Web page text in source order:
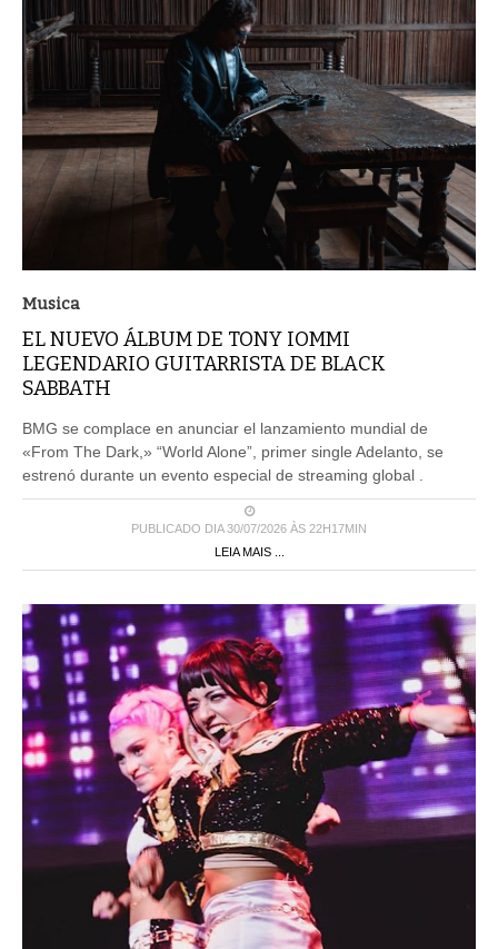
Musica
EL NUEVO ÁLBUM DE TONY IOMMI
LEGENDARIO GUITARRISTA DE BLACK
SABBATH
BMG se complace en anunciar el lanzamiento mundial de
«From The Dark,» “World Alone”, primer single Adelanto, se
estrenó durante un evento especial de streaming global .
PUBLICADO DIA 30/07/2026 ÀS 22H17MIN
LEIA MAIS ...